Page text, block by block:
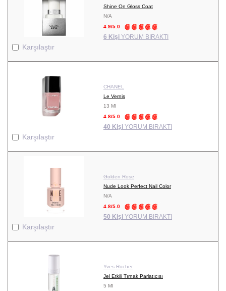
Karşılaştır
Shine On Gloss Coat
N/A
4.9/5.0
6 Kişi YORUM BIRAKTI
Karşılaştır
CHANEL
Le Vernis
13 Ml
4.8/5.0
40 Kişi YORUM BIRAKTI
Karşılaştır
Golden Rose
Nude Look Perfect Nail Color
N/A
4.8/5.0
50 Kişi YORUM BIRAKTI
Yves Rocher
Jel Etkili Tırnak Parlatıcısı
5 Ml